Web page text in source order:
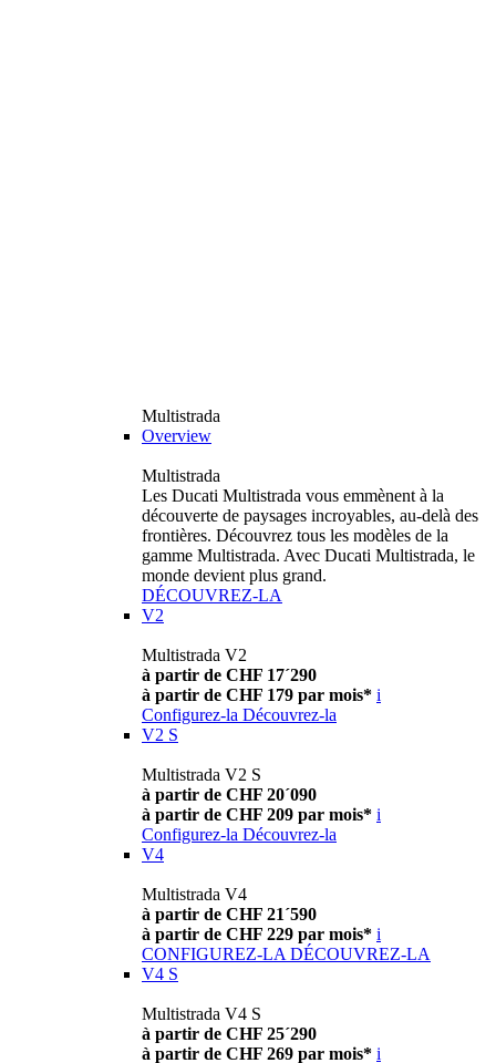
Multistrada
Overview
Multistrada
Les Ducati Multistrada vous emmènent à la
découverte de paysages incroyables, au-delà des
frontières. Découvrez tous les modèles de la
gamme Multistrada. Avec Ducati Multistrada, le
monde devient plus grand.
DÉCOUVREZ-LA
V2
Multistrada V2
à partir de CHF 17´290
à partir de CHF 179 par mois* i
Configurez-la Découvrez-la
V2 S
Multistrada V2 S
à partir de CHF 20´090
à partir de CHF 209 par mois* i
Configurez-la Découvrez-la
V4
Multistrada V4
à partir de CHF 21´590
à partir de CHF 229 par mois* i
CONFIGUREZ-LA DÉCOUVREZ-LA
V4 S
Multistrada V4 S
à partir de CHF 25´290
à partir de CHF 269 par mois* i